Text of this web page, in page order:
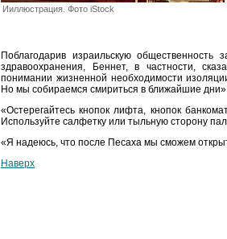
Ииллюстрация. Фото iStock
Поблагодарив израильскую
здравоохранения, Беннет, в частности,
понимании жизненной необходимости
Но мы собираемся смириться в ближайшие
«Остерегайтесь кнопок лифта, кнопок
Используйте салфетку или тыльную сторону
«Я надеюсь, что после Песаха мы сможем
Наверх